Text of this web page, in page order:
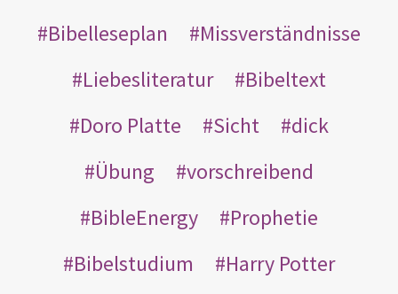
Bibelleseplan
Missverständnisse
Liebesliteratur
Bibeltext
Doro Platte
Sicht
dick
Übung
vorschreibend
BibleEnergy
Prophetie
Bibelstudium
Harry Potter